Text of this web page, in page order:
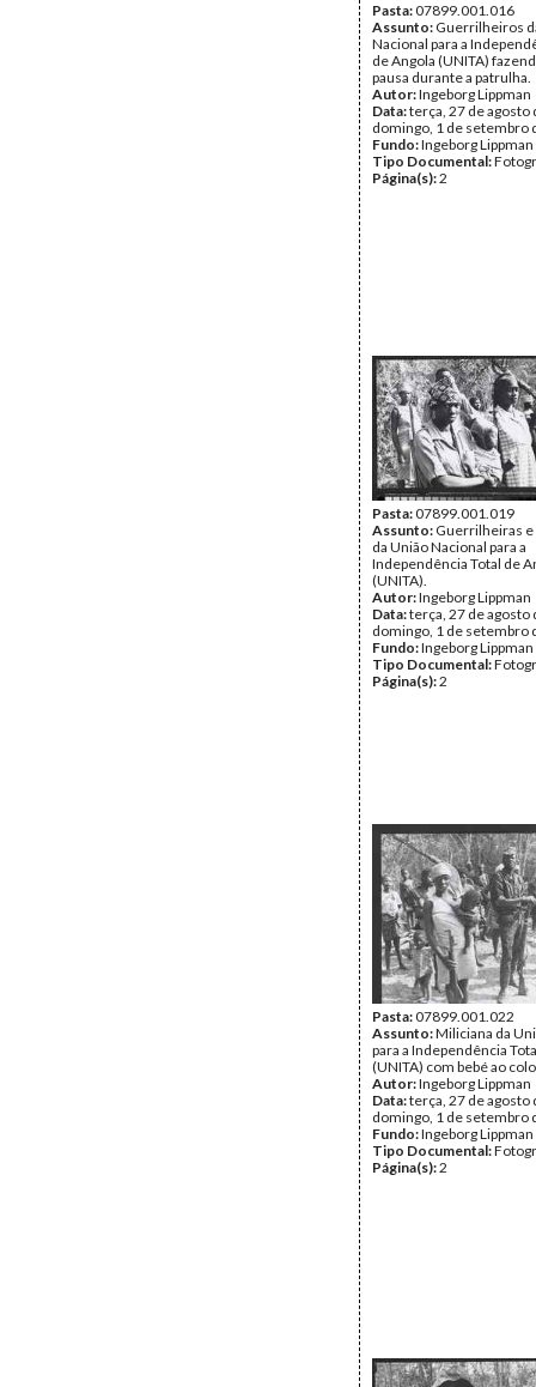
Pasta:07899.001.016
Assunto: Guerrilheiros
Nacional para a
de Angola (UNITA)
pausa durante a patrulha.
Autor:Ingeborg Lippman
Data:terça, 27 de agosto
domingo, 1 de setembro
Fundo:Ingeborg Lippman
Tipo Documental:
Página(s):2
Pasta:07899.001.019
Assunto: Guerrilheiras
da União Nacional para a
Independência Total de
(UNITA).
Autor:Ingeborg Lippman
Data:terça, 27 de agosto
domingo, 1 de setembro
Fundo:Ingeborg Lippman
Tipo Documental:
Página(s):2
Pasta:07899.001.022
Assunto:Miliciana da
para a Independência
(UNITA) com bebé ao
Autor:Ingeborg Lippman
Data:terça, 27 de agosto
domingo, 1 de setembro
Fundo:Ingeborg Lippman
Tipo Documental:
Página(s):2